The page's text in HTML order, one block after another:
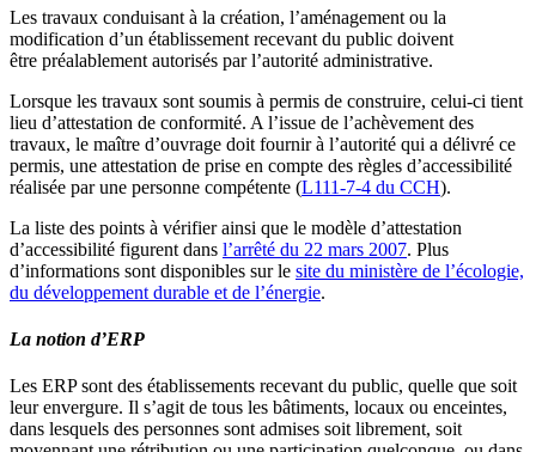
Les travaux conduisant à la création, l’aménagement ou la
modification d’un établissement recevant du public doivent
être préalablement autorisés par l’autorité administrative.
Lorsque les travaux sont soumis à permis de construire, celui-ci tient
lieu d’attestation de conformité. A l’issue de l’achèvement des
travaux, le maître d’ouvrage doit fournir à l’autorité qui a délivré ce
permis, une attestation de prise en compte des règles d’accessibilité
réalisée par une personne compétente (L111-7-4 du CCH).
La liste des points à vérifier ainsi que le modèle d’attestation
d’accessibilité figurent dans l’arrêté du 22 mars 2007. Plus
d’informations sont disponibles sur le site du ministère de l’écologie,
du développement durable et de l’énergie.
La notion d’ERP
Les ERP sont des établissements recevant du public, quelle que soit
leur envergure. Il s’agit de tous les bâtiments, locaux ou enceintes,
dans lesquels des personnes sont admises soit librement, soit